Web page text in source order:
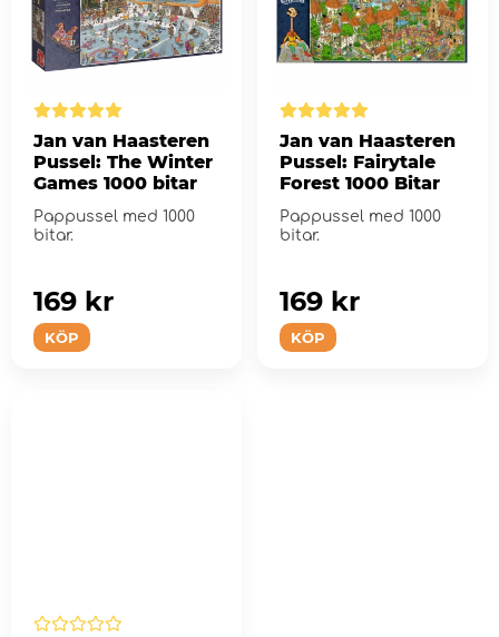
Jan van Haasteren
Pussel: The Winter
Games 1000 bitar
Pappussel med 1000
bitar.
KÖP
169 kr
Jan van Haasteren
Pussel: Fairytale
Forest 1000 Bitar
Pappussel med 1000
bitar.
KÖP
169 kr